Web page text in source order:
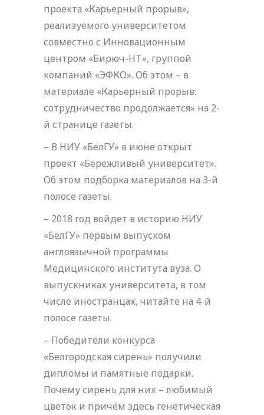
проекта «Карьерный прорыв»,
реализуемого университетом
совместно с Инновационным
центром «Бирюч-НТ», группой
компаний «ЭФКО». Об этом – в
материале «Карьерный прорыв:
сотрудничество продолжается» на 2-
й странице газеты.
– В НИУ «БелГУ» в июне открыт
проект «Бережливый университет».
Об этом подборка материалов на 3-й
полосе газеты.
– 2018 год войдет в историю НИУ
«БелГУ» первым выпуском
англоязычной программы
Медицинского института вуза. О
выпускниках университета, в том
числе иностранцах, читайте на 4-й
полосе газеты.
– Победители конкурса
«Белгородская сирень» получили
дипломы и памятные подарки.
Почему сирень для них – любимый
цветок и причём здесь генетическая